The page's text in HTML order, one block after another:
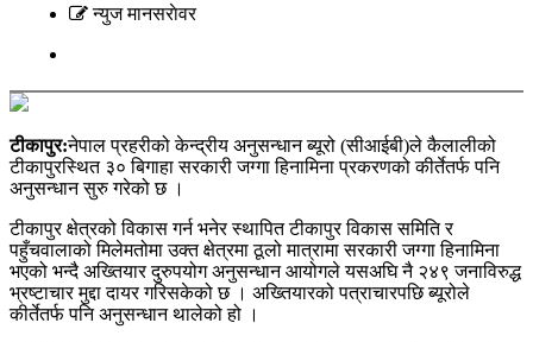
न्युज मानसराेवर
टीकापुर:नेपाल प्रहरीको केन्द्रीय अनुसन्धान ब्यूरो (सीआईबी)ले कैलालीको
टीकापुरस्थित ३० बिगाहा सरकारी जग्गा हिनामिना प्रकरणको कीर्तेतर्फ पनि
अनुसन्धान सुरु गरेको छ ।
टीकापुर क्षेत्रको विकास गर्न भनेर स्थापित टीकापुर विकास समिति र
पहुँचवालाको मिलेमतोमा उक्त क्षेत्रमा ठूलो मात्रामा सरकारी जग्गा हिनामिना
भएको भन्दै अख्तियार दुरुपयोग अनुसन्धान आयोगले यसअघि नै २४९ जनाविरुद्ध
भ्रष्टाचार मुद्दा दायर गरिसकेको छ । अख्तियारको पत्राचारपछि ब्यूरोले
कीर्तेतर्फ पनि अनुसन्धान थालेको हो ।